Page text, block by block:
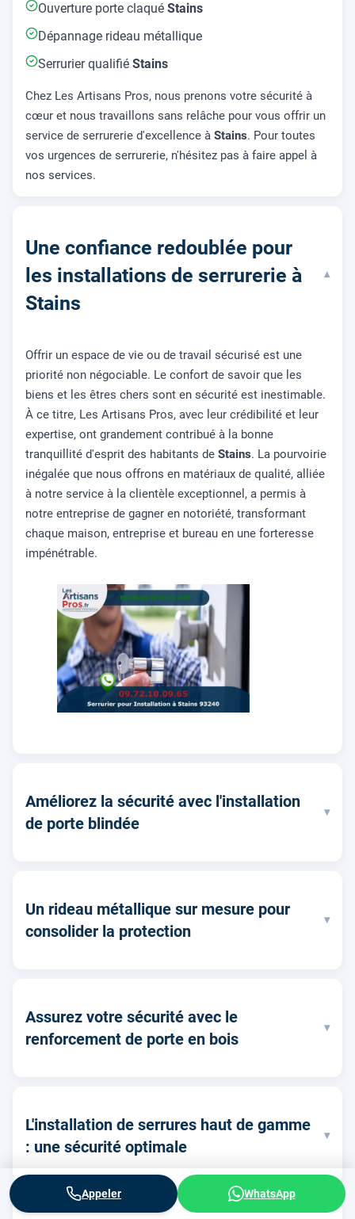
Ouverture porte claqué Stains
Dépannage rideau métallique
Serrurier qualifié Stains
Chez Les Artisans Pros, nous prenons votre sécurité à
cœur et nous travaillons sans relâche pour vous offrir un
service de serrurerie d'excellence à Stains. Pour toutes
vos urgences de serrurerie, n'hésitez pas à faire appel à
nos services.
Une confiance redoublée pour
les installations de serrurerie à
Stains
▾
Offrir un espace de vie ou de travail sécurisé est une
priorité non négociable. Le confort de savoir que les
biens et les êtres chers sont en sécurité est inestimable.
À ce titre, Les Artisans Pros, avec leur crédibilité et leur
expertise, ont grandement contribué à la bonne
tranquillité d'esprit des habitants de Stains. La pourvoirie
inégalée que nous offrons en matériaux de qualité, alliée
à notre service à la clientèle exceptionnel, a permis à
notre entreprise de gagner en notoriété, transformant
chaque maison, entreprise et bureau en une forteresse
impénétrable.
Améliorez la sécurité avec l'installation
de porte blindée
▾
Un rideau métallique sur mesure pour
consolider la protection
▾
Assurez votre sécurité avec le
renforcement de porte en bois
▾
L'installation de serrures haut de gamme
: une sécurité optimale
▾
Appeler WhatsApp